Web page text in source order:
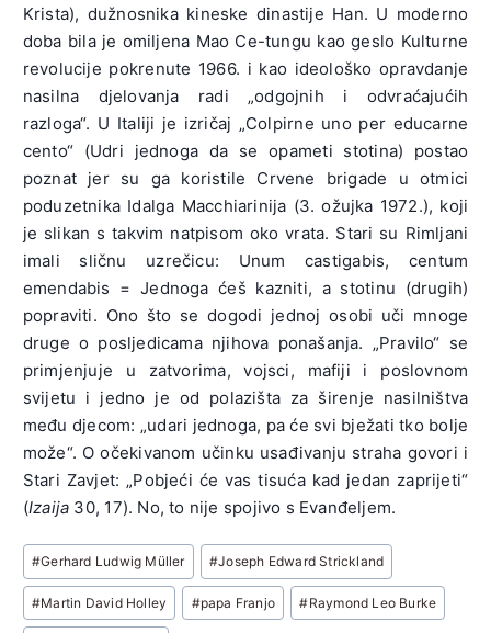
Krista), dužnosnika kineske dinastije Han. U moderno
doba bila je omiljena Mao Ce-tungu kao geslo Kulturne
revolucije pokrenute 1966. i kao ideološko opravdanje
nasilna djelovanja radi „odgojnih i odvraćajućih
razloga“. U Italiji je izričaj „Colpirne uno per educarne
cento“ (Udri jednoga da se opameti stotina) postao
poznat jer su ga koristile Crvene brigade u otmici
poduzetnika Idalga Macchiarinija (3. ožujka 1972.), koji
je slikan s takvim natpisom oko vrata. Stari su Rimljani
imali sličnu uzrečicu: Unum castigabis, centum
emendabis = Jednoga ćeš kazniti, a stotinu (drugih)
popraviti. Ono što se dogodi jednoj osobi uči mnoge
druge o posljedicama njihova ponašanja. „Pravilo“ se
primjenjuje u zatvorima, vojsci, mafiji i poslovnom
svijetu i jedno je od polazišta za širenje nasilništva
među djecom: „udari jednoga, pa će svi bježati tko bolje
može“. O očekivanom učinku usađivanju straha govori i
Stari Zavjet: „Pobjeći će vas tisuća kad jedan zaprijeti“
(Izaija 30, 17). No, to nije spojivo s Evanđeljem.
Post
Tags:
#Gerhard Ludwig Müller #Joseph Edward Strickland
#Martin David Holley #papa Franjo #Raymond Leo Burke